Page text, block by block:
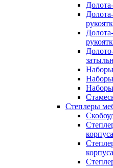
Наборы
Наборы
Наборы
Степлеры
корпуса
корпуса